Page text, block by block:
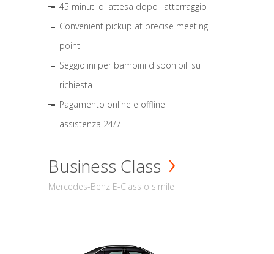
45 minuti di attesa dopo l'atterraggio
Convenient pickup at precise meeting
point
Seggiolini per bambini disponibili su
richiesta
Pagamento online e offline
assistenza 24/7
Business Class
Mercedes-Benz E-Class o simile